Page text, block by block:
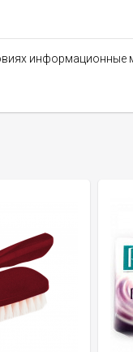
информационные